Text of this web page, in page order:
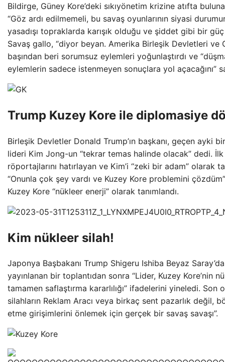
Bildirge, Güney Kore’deki sıkıyönetim krizine atıfta
“Göz ardı edilmemeli, bu savaş oyunlarının siyasi
yasadışı topraklarda karışık olduğu ve şiddet gibi bir
Savaş gallo, “diyor beyan. Amerika Birleşik Devletleri ve
başından beri sorumsuz eylemleri yoğunlaştırdı ve
eylemlerin sadece istenmeyen sonuçlara yol açacağını”
Trump Kuzey Kore ile diplomasiye
Birleşik Devletler Donald Trump’ın başkanı, geçen ayki
lideri Kim Jong-un “tekrar temas halinde olacak” dedi. İlk
röportajlarını hatırlayan ve Kim’i “zeki bir adam” olarak
“Onunla çok şey vardı ve Kuzey Kore problemini
Kuzey Kore “nükleer enerji” olarak tanımlandı.
Kim nükleer silah!
Japonya Başbakanı Trump Shigeru Ishiba Beyaz
yayınlanan bir toplantıdan sonra “Lider, Kuzey Kore’nin
tamamen saflaştırma kararlılığı” ifadelerini yineledi. Son
silahların Reklam Aracı veya birkaç sent pazarlık değil,
etme girişimlerini önlemek için gerçek bir savaş savaşı”.